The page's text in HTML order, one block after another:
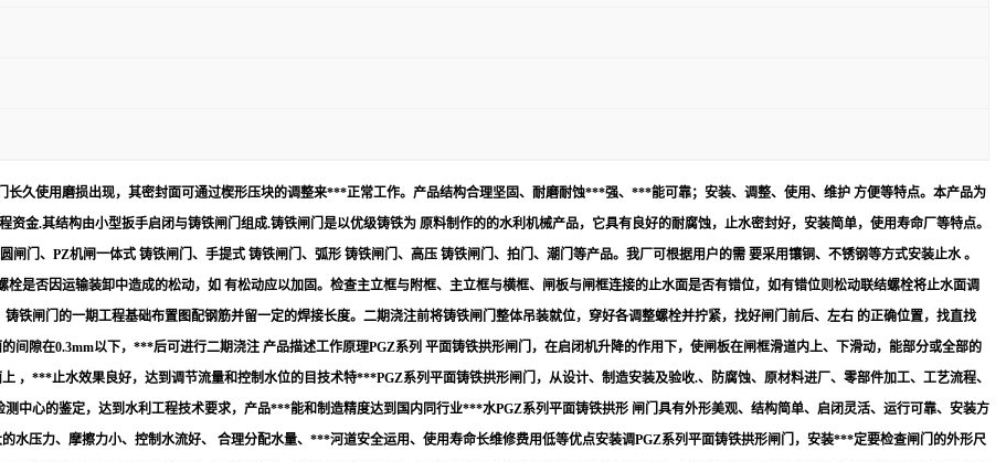
久使用磨损出现，其密封面可通过楔形压块的调整来***正常工作。产品结构合理坚固、耐磨耐蚀***强、***能可靠；安装、调整、使用、维护 方便等特点。本产品为
金.其结构由小型扳手启闭与铸铁闸门组成.铸铁闸门是以优级铸铁为 原料制作的的水利机械产品，它具有良好的耐腐蚀，止水密封好，安装简单，使用寿命厂等特点。
门、PZ机闸一体式 铸铁闸门、手提式 铸铁闸门、弧形 铸铁闸门、高压 铸铁闸门、拍门、潮门等产品。我厂可根据用户的需 要采用镶铜、不锈钢等方式安装止水 。
是否因运输装卸中造成的松动，如 有松动应以加固。检查主立框与附框、主立框与横框、闸板与闸框连接的止水面是否有错位，如有错位则松动联结螺栓将止水面调
铁闸门的一期工程基础布置图配钢筋并留一定的焊接长度。二期浇注前将铸铁闸门整体吊装就位，穿好各调整螺栓并拧紧，找好闸门前后、左右 的正确位置，找直找
间隙在0.3mm以下，***后可进行二期浇注 产品描述工作原理PGZ系列 平面铸铁拱形闸门，在启闭机升降的作用下，使闸板在闸框滑道内上、下滑动，能部分或全部的
，***止水效果良好，达到调节流量和控制水位的目技术特***PGZ系列平面铸铁拱形闸门，从设计、制造安装及验收.、防腐蚀、原材料进厂、零部件加工、工艺流程、
中心的鉴定，达到水利工程技术要求，产品***能和制造精度达到国内同行业***水PGZ系列平面铸铁拱形 闸门具有外形美观、结构简单、启闭灵活、运行可靠、安装方
压力、摩擦力小、控制水流好、 合理分配水量、***河道安全运用、使用寿命长维修费用低等优点安装调PGZ系列平面铸铁拱形闸门，安装***定要检查闸门的外形尺